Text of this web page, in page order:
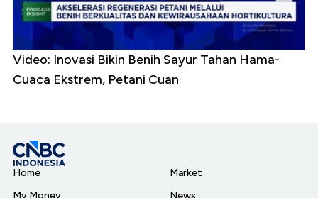
Video: Inovasi Bikin Benih Sayur Tahan Hama-
Cuaca Ekstrem, Petani Cuan
Home
My Money
Market
News